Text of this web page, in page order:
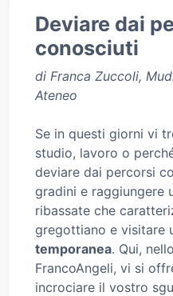
Deviare dai
conosciuti
di Franca Zuccoli,
Ateneo
Se in questi giorni vi
studio, lavoro o
deviare dai percorsi
gradini e raggiungere
ribassate che
gregottiano e visitare
temporanea. Qui,
FrancoAngeli, vi si
incrociare il vostro